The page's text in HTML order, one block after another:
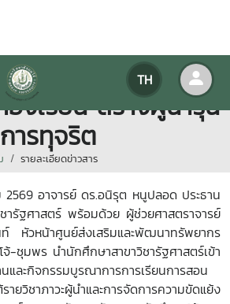
TH
โจ้-ชุมพร บูรณาการ
งเรียน สร้างผู้นำรุ่น
ารทุจริต
รายละเอียดข่าวสาร
อาจารย์ ดร.อนิรุต หนูปลอด ประธาน
ารัฐศาสตร์ พร้อมด้วย ผู้ช่วยศาสตราจารย์
วหน้าศูนย์ส่งเสริมและพัฒนาทรัพยากร
-ชุมพร นำนักศึกษาสาขาวิชารัฐศาสตร์เข้า
และกิจกรรมบูรณาการการเรียนการสอน
ยวิชาภาวะผู้นำและการจัดการความขัดแย้ง